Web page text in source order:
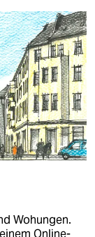
Wohungen.
Online-